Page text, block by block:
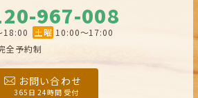
967-008
18:00 土曜 10:00〜17:00
全予約制
お問い合わせ
365日 24時間 受付